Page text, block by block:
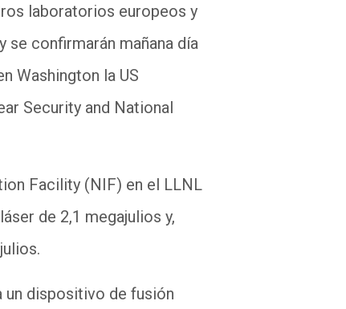
laboratorios europeos y
se confirmarán mañana día
Washington la US
Security and National
Facility (NIF) en el LLNL
de 2,1 megajulios y,
un dispositivo de fusión